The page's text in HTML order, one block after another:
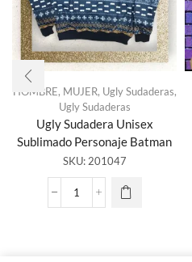
HOMBRE, MUJER, Ugly Sudaderas,
Ugly Sudaderas
Ugly Sudadera Unisex
Sublimado Personaje Batman
SKU: 201047
Ugly